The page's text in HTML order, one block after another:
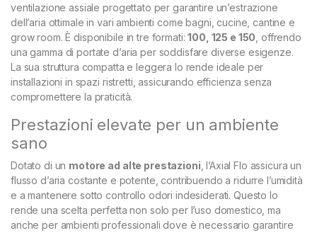
ventilazione assiale progettato per garantire un’estrazione
dell’aria ottimale in vari ambienti come bagni, cucine, cantine e
grow room. È disponibile in tre formati:100, 125 e 150 , offrendo
una gamma di portate d’aria per soddisfare diverse esigenze.
La sua struttura compatta e leggera lo rende ideale per
installazioni in spazi ristretti, assicurando efficienza senza
compromettere la praticità.
Prestazioni elevate per un ambiente
sano
Dotato di un motore ad alte prestazioni , l’Axial Flo assicura un
flusso d’aria costante e potente, contribuendo a ridurre l’umidità
e a mantenere sotto controllo odori indesiderati. Questo lo
rende una scelta perfetta non solo per l’uso domestico, ma
anche per ambienti professionali dove è necessario garantire